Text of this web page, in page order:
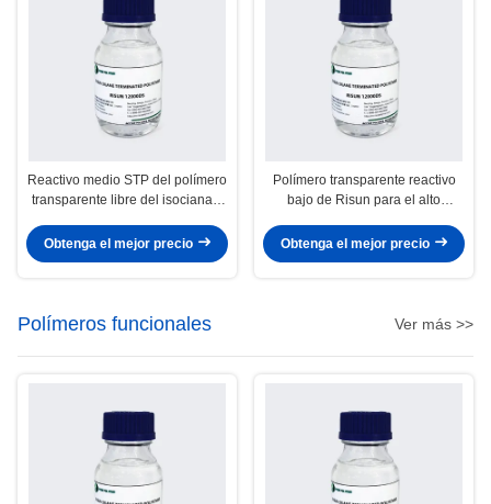
Reactivo medio STP del polímero
transparente libre del isocianato
resistencia
Obtenga el mejor precio
Polímero transparente reactivo
bajo de Risun para el alto
tachuela
Obtenga el mejor precio
Polímeros funcionales Ver más >>